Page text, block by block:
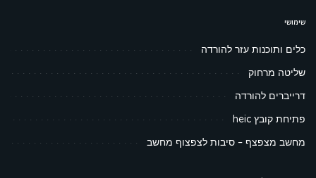
שימושי
כלים ותוכנות עזר להורדה
שליטה מרחוק
דרייברים להורדה
פתיחת קובץ heic
מחשב מצפצף – סיבות לצפצוף מחשב